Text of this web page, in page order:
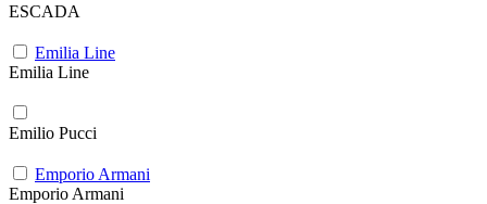
ESCADA
Emilia Line
Emilia Line
Emilio Pucci
Emporio Armani
Emporio Armani